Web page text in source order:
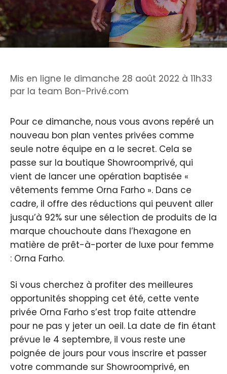
Mis en ligne le dimanche 28 août 2022 à 11h33
par la team Bon-Privé.com
Pour ce dimanche, nous vous avons repéré un
nouveau bon plan ventes privées comme
seule notre équipe en a le secret. Cela se
passe sur la boutique Showroomprivé, qui
vient de lancer une opération baptisée «
vêtements femme Orna Farho ». Dans ce
cadre, il offre des réductions qui peuvent aller
jusqu’à 92% sur une sélection de produits de la
marque chouchoute dans l’hexagone en
matière de prêt-à-porter de luxe pour femme
: Orna Farho.
Si vous cherchez à profiter des meilleures
opportunités shopping cet été, cette vente
privée Orna Farho s’est trop faite attendre
pour ne pas y jeter un oeil. La date de fin étant
prévue le 4 septembre, il vous reste une
poignée de jours pour vous inscrire et passer
votre commande sur Showroomprivé, en